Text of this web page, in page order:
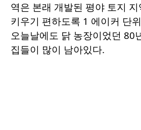
역은 본래 개발된 평야 토지
키우기 편하도록 1 에이커 단
오늘날에도 닭 농장이었던 80
집들이 많이 남아있다.